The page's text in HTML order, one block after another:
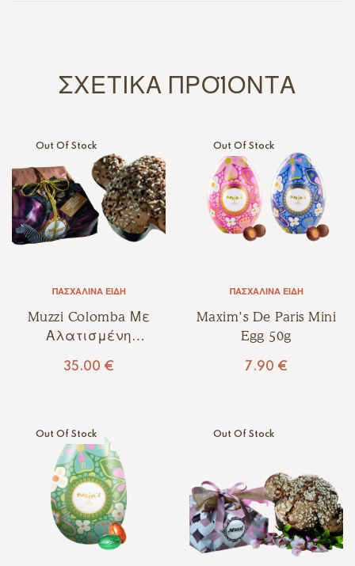
ΣΧΕΤΙΚΆ ΠΡΟΪΌΝΤΑ
Out Of Stock
ΠΑΣΧΑΛΙΝΆ ΕΊΔΗ
Muzzi Colomba Με
Αλατισμένη
Σοκολάτα Με Πεκάν
35.00 €
Out Of Stock
ΠΑΣΧΑΛΙΝΆ ΕΊΔΗ
Maxim’s De Paris Mini
Egg 50g
7.90 €
Out Of Stock Out Of Stock